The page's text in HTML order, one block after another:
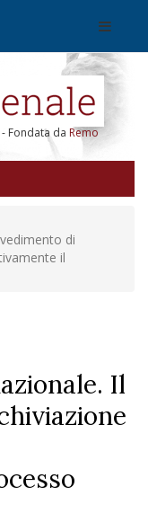
- Fondata da Remo
di
il
Il